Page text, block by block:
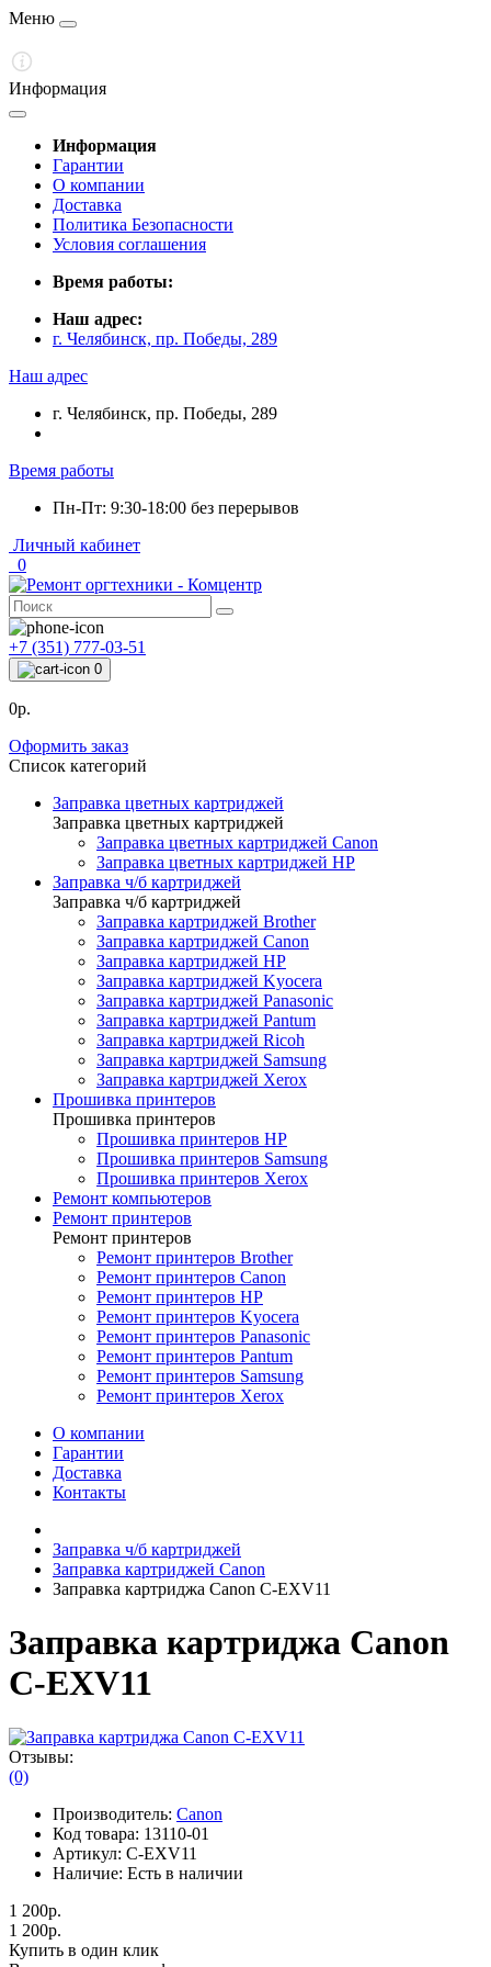
Меню
Информация
Информация
Гарантии
О компании
Доставка
Политика Безопасности
Условия соглашения
Время работы:
Наш адрес:
г. Челябинск, пр. Победы, 289
Наш адрес
г. Челябинск, пр. Победы, 289
Время работы
Пн-Пт: 9:30-18:00 без перерывов
Личный кабинет
0
+7 (351) 777-03-51
0
0р.
Оформить заказ
Список категорий
Заправка цветных картриджей
Заправка цветных картриджей
Заправка цветных картриджей Canon
Заправка цветных картриджей HP
Заправка ч/б картриджей
Заправка ч/б картриджей
Заправка картриджей Brother
Заправка картриджей Canon
Заправка картриджей HP
Заправка картриджей Kyocera
Заправка картриджей Panasonic
Заправка картриджей Pantum
Заправка картриджей Ricoh
Заправка картриджей Samsung
Заправка картриджей Xerox
Прошивка принтеров
Прошивка принтеров
Прошивка принтеров HP
Прошивка принтеров Samsung
Прошивка принтеров Xerox
Ремонт компьютеров
Ремонт принтеров
Ремонт принтеров
Ремонт принтеров Brother
Ремонт принтеров Canon
Ремонт принтеров HP
Ремонт принтеров Kyocera
Ремонт принтеров Panasonic
Ремонт принтеров Pantum
Ремонт принтеров Samsung
Ремонт принтеров Xerox
О компании
Гарантии
Доставка
Контакты
Заправка ч/б картриджей
Заправка картриджей Canon
Заправка картриджа Canon C-EXV11
Заправка картриджа Canon
C-EXV11
Отзывы:
(0)
Производитель: Canon
Код товара: 13110-01
Артикул: C-EXV11
Наличие: Есть в наличии
1 200р.
1 200р.
Купить в один клик